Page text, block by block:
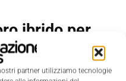
partner utilizziamo tecnologie
ibrido per